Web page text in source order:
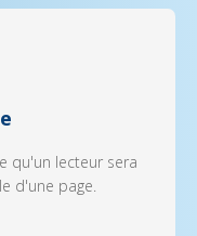
qu'un lecteur sera
d'une page.